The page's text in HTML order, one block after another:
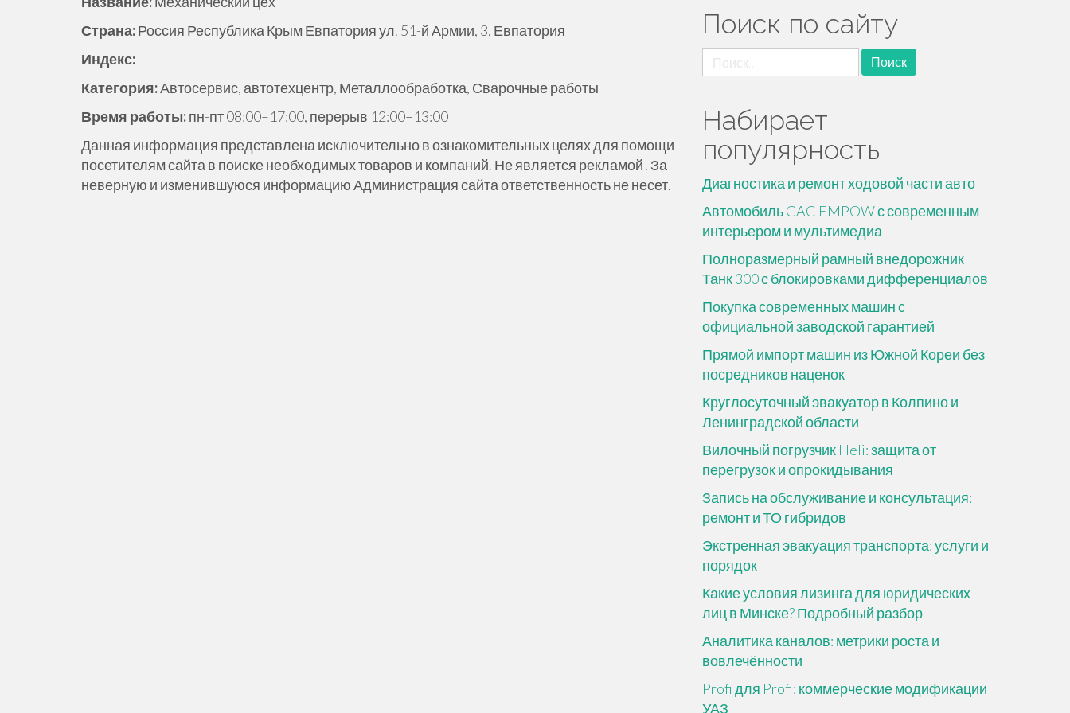
Страна:Россия Республика Крым Евпатория ул. 51-й Армии, 3, Евпатория
Индекс:
Категория:Автосервис, автотехцентр, Металлообработка, Сварочные работы
Время работы:пн-пт 08:00–17:00, перерыв 12:00–13:00
Данная информация представлена исключительно в ознакомительных целях для помощи
посетителям сайта в поиске необходимых товаров и компаний. Не является рекламой! За
неверную и изменившуюся информацию Администрация сайта ответственность не несет.
Поиск по сайту
Найти:
Набирает
популярность
Диагностика и ремонт ходовой части авто
Автомобиль GAC EMPOW с современным
интерьером и мультимедиа
Полноразмерный рамный внедорожник
Танк 300 с блокировками дифференциалов
Покупка современных машин с
официальной заводской гарантией
Прямой импорт машин из Южной Кореи без
посредников наценок
Круглосуточный эвакуатор в Колпино и
Ленинградской области
Вилочный погрузчик Heli: защита от
перегрузок и опрокидывания
Запись на обслуживание и консультация:
ремонт и ТО гибридов
Экстренная эвакуация транспорта: услуги и
порядок
Какие условия лизинга для юридических
лиц в Минске? Подробный разбор
Аналитика каналов: метрики роста и
вовлечённости
Profi для Profi: коммерческие модификации
УАЗ